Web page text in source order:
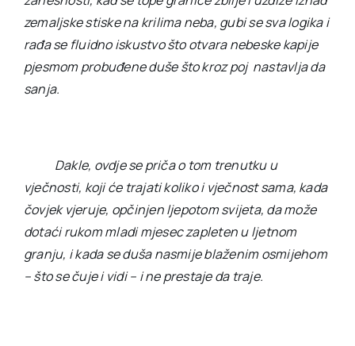
zemaljske stiske na krilima neba, gubi se sva logika i
rađa se fluidno iskustvo što otvara nebeske kapije
pjesmom probuđene duše što kroz poj nastavlja da
sanja.
Dakle, ovdje se priča o tom trenutku u
vječnosti, koji će trajati koliko i vječnost sama, kada
čovjek vjeruje, opčinjen ljepotom svijeta, da može
dotaći rukom mladi mjesec zapleten u ljetnom
granju, i kada se duša nasmije blaženim osmijehom
– što se čuje i vidi – i ne prestaje da traje.